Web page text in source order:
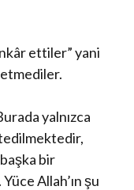
ettiler” yani
yalnızca
bir
Allah’ın şu